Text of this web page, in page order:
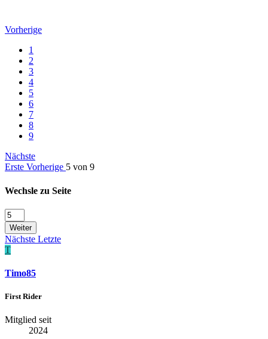
Vorherige
1
2
3
4
5
6
7
8
9
Nächste
Erste Vorherige 5 von 9
Wechsle zu Seite
Weiter
Nächste Letzte
T
Timo85
First Rider
Mitglied seit
2024